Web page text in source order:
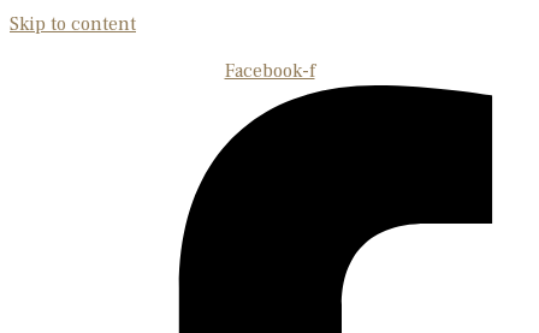
Skip to content
Facebook-f